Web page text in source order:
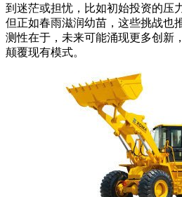
到迷茫或担忧，比如初始投资的压
但正如春雨滋润幼苗，这些挑战也
测性在于，未来可能涌现更多创新
颠覆现有模式。